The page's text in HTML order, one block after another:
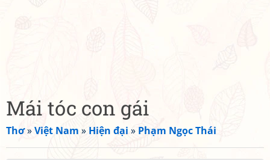
Mái tóc con gái
Thơ»Việt Nam » Hiện đại » Phạm Ngọc Thái